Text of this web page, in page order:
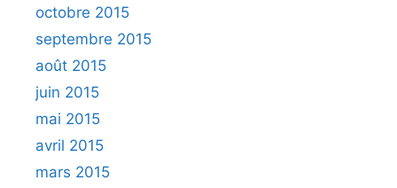
octobre 2015
septembre 2015
août 2015
juin 2015
mai 2015
avril 2015
mars 2015